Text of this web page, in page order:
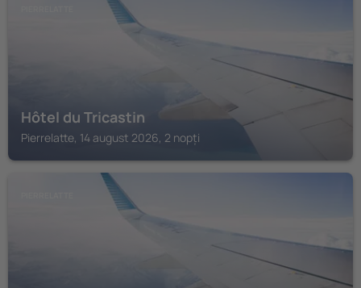
Hôtel du Tricastin
Pierrelatte, 14 august 2026, 2 nopți